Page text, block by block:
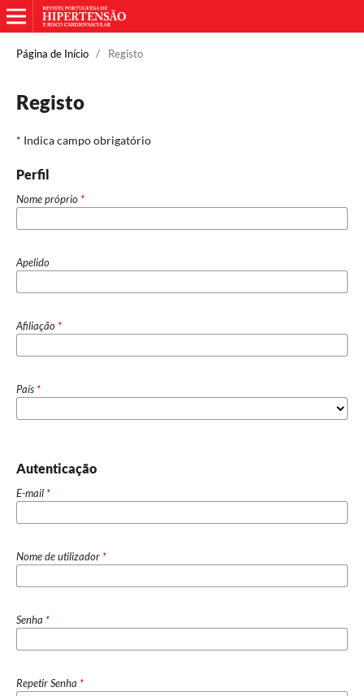
Página de Início / Registo
Registo
* Indica campo obrigatório
Perfil
Nome próprio *
Apelido
Afiliação *
País *
Autenticação
E-mail *
Nome de utilizador *
Senha *
Repetir Senha *